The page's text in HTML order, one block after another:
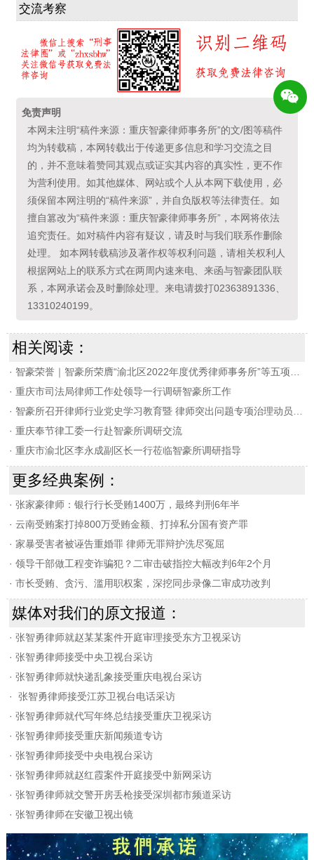
交流考察
免责声明
本网未注明“稿件来源：重庆智豪律师事务所”的文/图等稿件
均为转载稿，本网转载出于传递更多信息和学习交流之目
的，并不意味着赞同其观点或证实其内容的真实性，更不作
为营利使用。如其他媒体、网站或个人从本网下载使用，必
须保留本网注明的“稿件来源”，并自负版权等法律责任。如
擅自篡改为“稿件来源：重庆智豪律师事务所”，本网将依法
追究责任。如对稿件内容有疑议，请及时与我们联系作删除
处理。 如本网转载稿涉及著作权等权利问题，请相关权利人
根据网站上的联系方式在两周内速来电、来函与智豪团队联
系，本网承诺会及时删除处理。来电请拨打02363891336、
13310240199。
相关阅读：
· 智豪荣誉｜智豪所荣膺“渝北区2022年度优秀律师事务所”等五项大奖 喜报
· 重庆市司法局律师工作处领导一行调研智豪所工作
· 智豪所召开律师行业党史学习教育暨 律师突出问题专项治理动员部署会
· 重庆奉节律工委一行赴智豪所调研交流
· 重庆市渝北区李永成副区长一行莅临智豪所调研指导
更多经典案例：
· 张家豪律师：银行行长受贿1400万，最终判刑6年半
· 云南受贿案打掉800万受贿金额、打掉私分国有资产罪
· 家暴受害者被诬告重婚罪 律师无罪辩护洗尽冤屈
· 领导干部做工程变诈骗犯？二审击破指控大幅改判6年2个月
· 市长受贿、贪污、滥用职权案，深挖同步录像二审成功改判
媒体对我们的原文报道：
· 张智勇律师就赵某某案件开庭审理接受东方卫视采访
· 张智勇律师接受中央卫视台采访
· 张智勇律师就快递乱象接受重庆电视台采访
·
张智勇律师接受江苏卫视台电话采访
· 张智勇律师就代写年终总结接受重庆卫视采访
· 张智勇律师接受重庆新闻频道专访
· 张智勇律师接受中央电视台采访
· 张智勇律师就赵红霞案件开庭接受中新网采访
· 张智勇律师就交警开房丢枪接受深圳都市频道采访
· 张智勇律师在安徽卫视出镜